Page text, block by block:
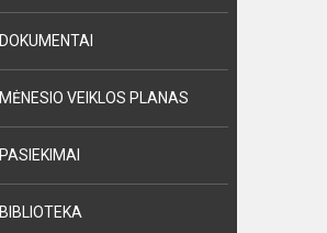
DOKUMENTAI
MĖNESIO VEIKLOS PLANAS
PASIEKIMAI
BIBLIOTEKA